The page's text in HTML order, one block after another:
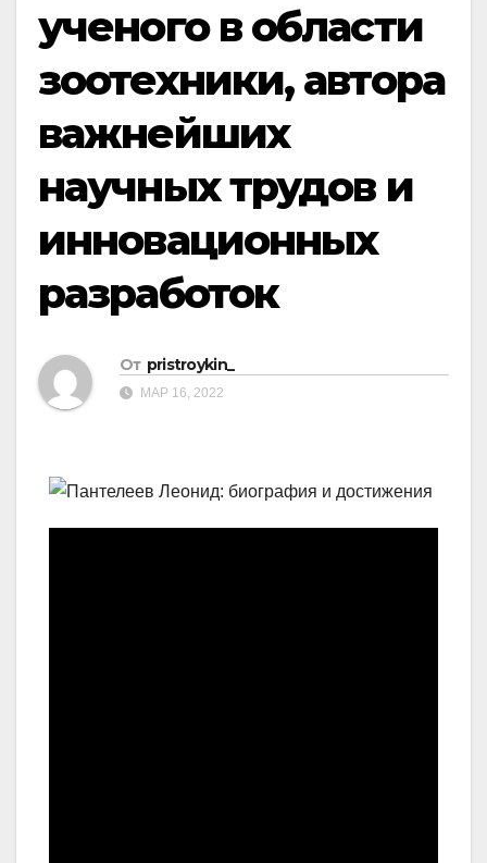
ученого в области
зоотехники, автора
важнейших
научных трудов и
инновационных
разработок
От pristroykin_
МАР 16, 2022